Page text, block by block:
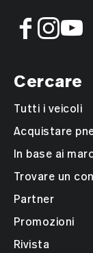
Cercare
Tutti i veicoli
Acquistare
In base ai
Trovare un
Partner
Promozioni
Rivista